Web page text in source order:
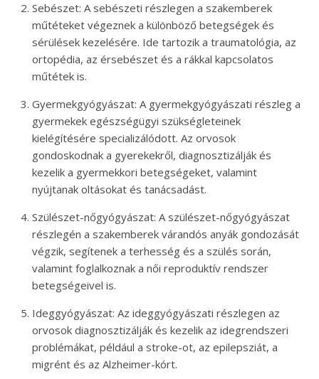
Sebészet: A sebészeti részlegen a szakemberek
műtéteket végeznek a különböző betegségek és
sérülések kezelésére. Ide tartozik a traumatológia, az
ortopédia, az érsebészet és a rákkal kapcsolatos
műtétek is.
Gyermekgyógyászat: A gyermekgyógyászati részleg a
gyermekek egészségügyi szükségleteinek
kielégítésére specializálódott. Az orvosok
gondoskodnak a gyerekekről, diagnosztizálják és
kezelik a gyermekkori betegségeket, valamint
nyújtanak oltásokat és tanácsadást.
Szülészet-nőgyógyászat: A szülészet-nőgyógyászat
részlegén a szakemberek várandós anyák gondozását
végzik, segítenek a terhesség és a szülés során,
valamint foglalkoznak a női reproduktív rendszer
betegségeivel is.
Ideggyógyászat: Az ideggyógyászati részlegen az
orvosok diagnosztizálják és kezelik az idegrendszeri
problémákat, például a stroke-ot, az epilepsziát, a
migrént és az Alzheimer-kórt.